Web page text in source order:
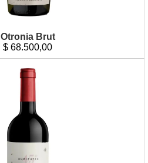
Otronia Brut
$ 68.500,00